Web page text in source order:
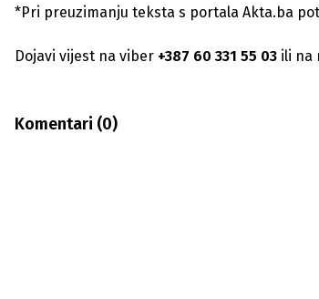
*Pri preuzimanju teksta s portala Akta.ba
Dojavi vijest na viber +387 60 331 55 03 ili na
Komentari (0)